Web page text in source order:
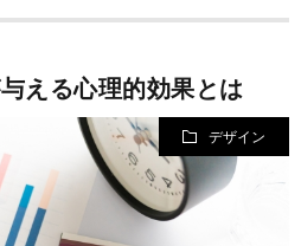
規
営
える心理的効果とは
デザイン